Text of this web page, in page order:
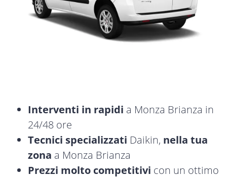
Interventi in rapidi a Monza Brianza in
24/48 ore
Tecnici specializzati Daikin, nella tua
zona a Monza Brianza
Prezzi molto competitivi con un ottimo